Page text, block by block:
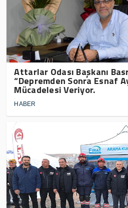
Attarlar Odası Başkanı
“Depremden Sonra Esnaf
Mücadelesi Veriyor.
HABER